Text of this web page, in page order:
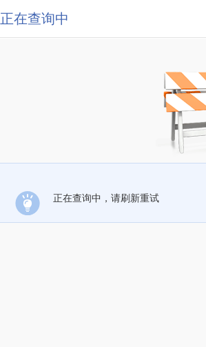
正在查询中
正在查询中，请刷新重试